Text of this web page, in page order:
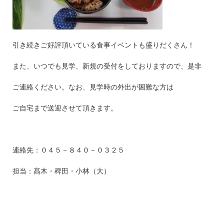
引き続きご好評頂いている食事イベントも盛りだくさん！
また、いつでも見学、新規の受付をしておりますので、是非
ご連絡ください。なお、見学時の外出が困難な方は
ご自宅まで送迎させて頂きます。
連絡先：０４５－８４０－０３２５
担当：髙木・稗田・小林（大）